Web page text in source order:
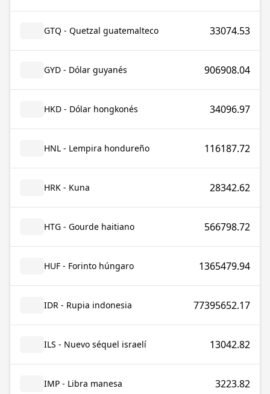
GTQ - Quetzal guatemalteco 33074.53
GYD - Dólar guyanés 906908.04
HKD - Dólar hongkonés 34096.97
HNL - Lempira hondureño 116187.72
HRK - Kuna 28342.62
HTG - Gourde haitiano 566798.72
HUF - Forinto húngaro 1365479.94
IDR - Rupia indonesia 77395652.17
ILS - Nuevo séquel israelí 13042.82
IMP - Libra manesa 3223.82